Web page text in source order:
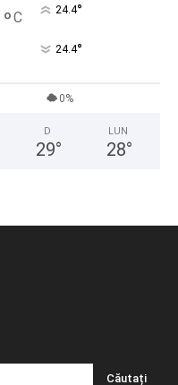
°C 24.4°
24.4°
0%
D
29°
LUN
28°